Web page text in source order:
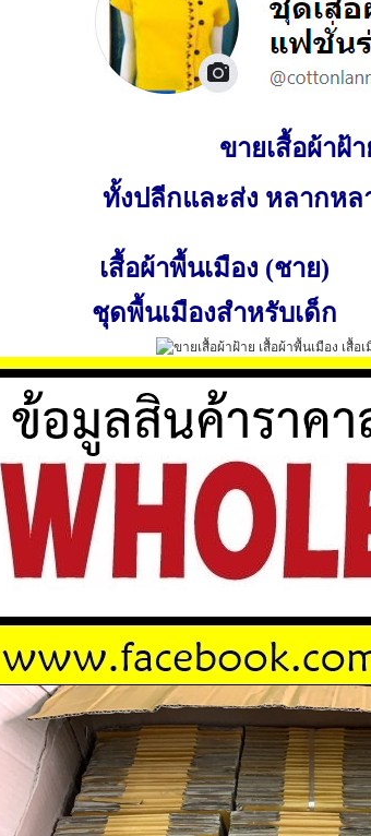
ขายเสื้อผ้าฝ้
ทั้งปลีกและส่ง หลากห
เสื้อผ้าพื้นเมือง (ชาย)
ชุดพื้นเมืองสำหรับเด็ก